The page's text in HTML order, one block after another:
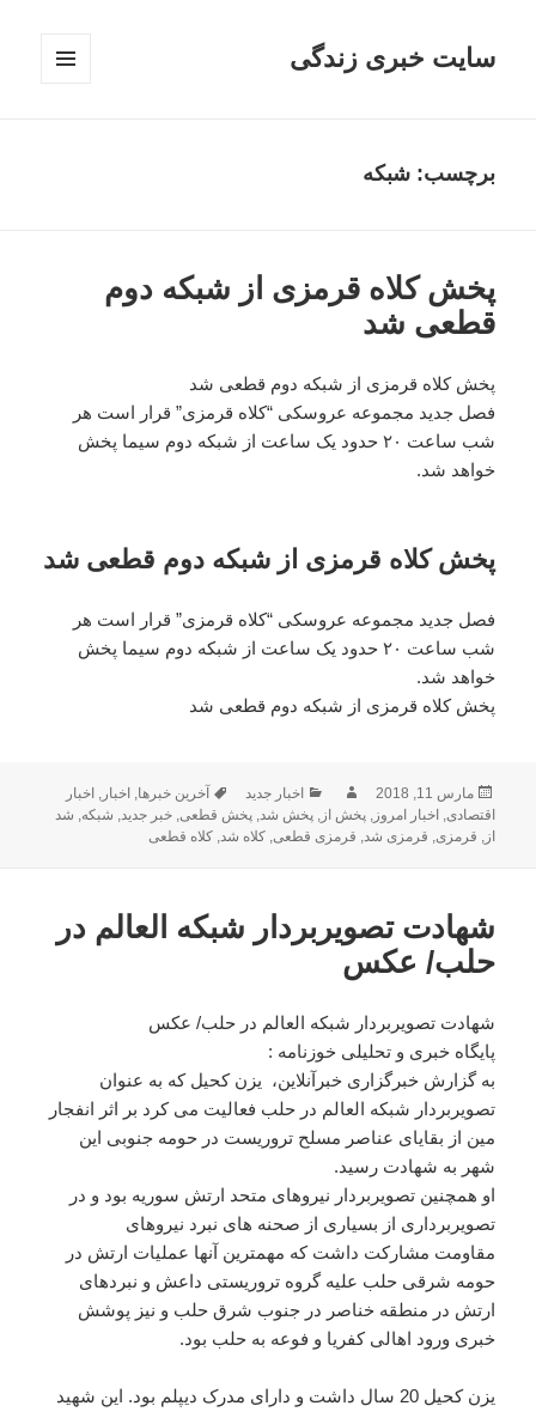
سایت خبری زندگی
برچسب: شبکه
پخش کلاه قرمزی از شبکه دوم
قطعی شد
پخش کلاه قرمزی از شبکه دوم قطعی شد
فصل جدید مجموعه عروسکی “کلاه قرمزی” قرار است هر
شب ساعت ۲۰ حدود یک ساعت از شبکه دوم سیما پخش
خواهد شد.
پخش کلاه قرمزی از شبکه دوم قطعی شد
فصل جدید مجموعه عروسکی “کلاه قرمزی” قرار است هر
شب ساعت ۲۰ حدود یک ساعت از شبکه دوم سیما پخش
خواهد شد.
پخش کلاه قرمزی از شبکه دوم قطعی شد
ارسال
شده
در
مارس 11, 2018 نویسندهدسته‌ها
اخبار جدید برچسب‌ها
آخرین خبرها, اخبار, اخبار
اقتصادی, اخبار امروز,پخش از,پخش شد,پخش قطعی,خبر جدید, شبکه, شد
از, قرمزی, قرمزی شد, قرمزی قطعی,کلاه شد,کلاه قطعی
شهادت تصویربردار شبکه العالم در
حلب/ عکس
شهادت تصویربردار شبکه العالم در حلب/ عکس
پایگاه خبری و تحلیلی خوزنامه :
به گزارش خبرگزاری خبرآنلاین، یزن کحیل که به عنوان
تصویربردار شبکه العالم در حلب فعالیت می کرد بر اثر انفجار
مین از بقایای عناصر مسلح تروریست در حومه جنوبی این
شهر به شهادت رسید.
او همچنین تصویربردار نیروهای متحد ارتش سوریه بود و در
تصویربرداری از بسیاری از صحنه های نبرد نیروهای
مقاومت مشارکت داشت که مهمترین آنها عملیات ارتش در
حومه شرقی حلب علیه گروه تروریستی داعش و نبردهای
ارتش در منطقه خناصر در جنوب شرق حلب و نیز پوشش
خبری ورود اهالی کفریا و فوعه به حلب بود.
یزن کحیل 20 سال داشت و دارای مدرک دیپلم بود. این شهید